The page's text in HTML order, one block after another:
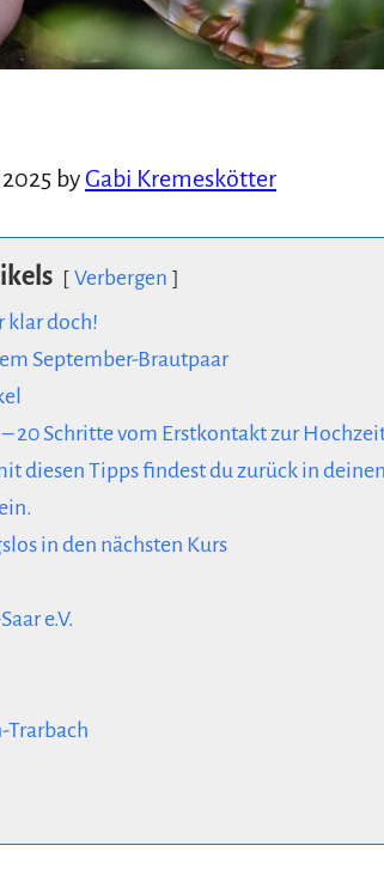
byGabi Kremeskötter
Verbergen
klar doch!
September-Brautpaar
20 Schritte vom Erstkontakt zur
diesen Tipps findest du zurück in
in den nächsten Kurs
e.V.
Trarbach